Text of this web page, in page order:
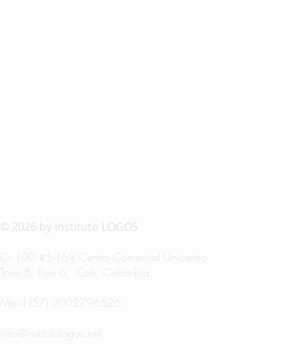
© 2026 by Instituto LOGOS
Cr 100 # 5-169 Centro Comercial Unicentro
Torre B, Piso 6,. Cali, Colombia
Movil (57) 3002796626
info@institutologos.net